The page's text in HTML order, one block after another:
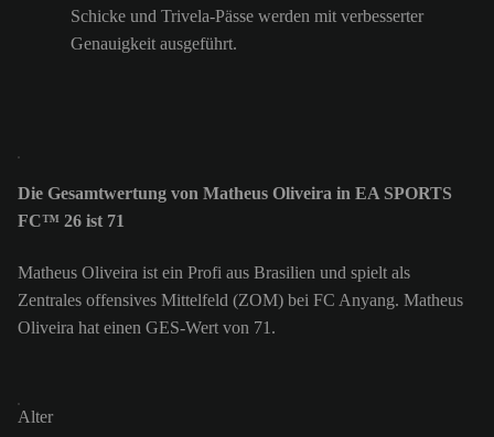
Schicke und Trivela-Pässe werden mit verbesserter
Genauigkeit ausgeführt.
Die Gesamtwertung von Matheus Oliveira in EA SPORTS
FC™ 26 ist 71
Matheus Oliveira ist ein Profi aus Brasilien und spielt als
Zentrales offensives Mittelfeld (ZOM) bei FC Anyang. Matheus
Oliveira hat einen GES-Wert von 71.
Alter